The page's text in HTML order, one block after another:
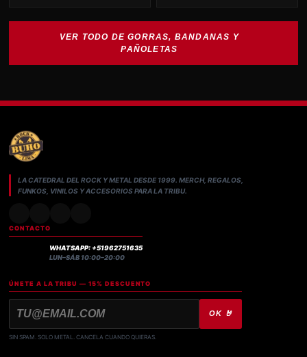
VER TODO DE GORRAS, BANDANAS Y
PAÑOLETAS
LA CATEDRAL DEL ROCK Y METAL DESDE 1999. MERCH, REGALOS,
FUNKOS, VINILOS Y ACCESORIOS PARA LA TRIBU.
CONTACTO
WHATSAPP: +51962751635
LUN–SÁB 10:00–20:00
ÚNETE A LA TRIBU — 15% DESCUENTO
OK 🤘
SIN SPAM. SOLO METAL. CANCELA CUANDO QUIERAS.